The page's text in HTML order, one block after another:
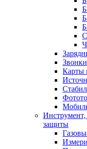
Карты
Инструмент,
защиты